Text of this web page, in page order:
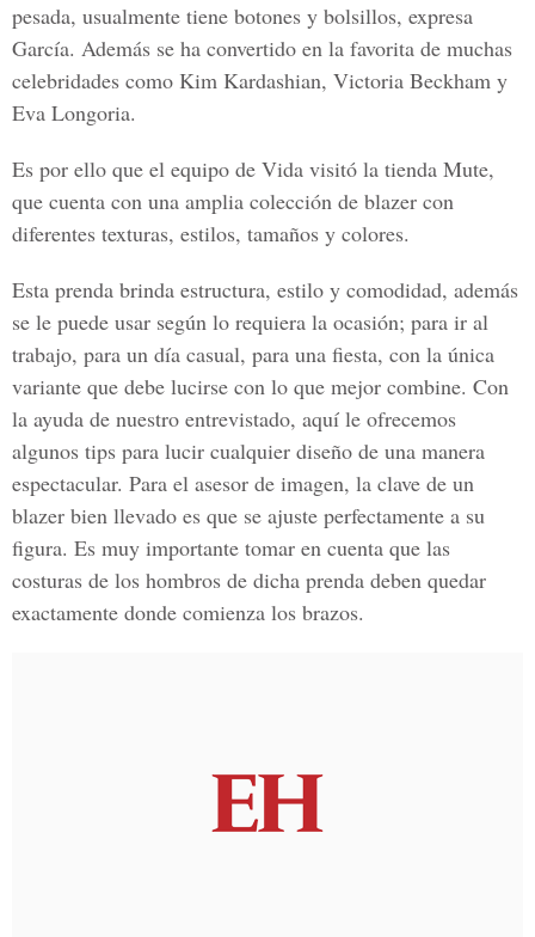
pesada, usualmente tiene botones y bolsillos, expresa
García. Además se ha convertido en la favorita de muchas
celebridades como Kim Kardashian, Victoria Beckham y
Eva Longoria.
Es por ello que el equipo de Vida visitó la tienda Mute,
que cuenta con una amplia colección de blazer con
diferentes texturas, estilos, tamaños y colores.
Esta prenda brinda estructura, estilo y comodidad, además
se le puede usar según lo requiera la ocasión; para ir al
trabajo, para un día casual, para una fiesta, con la única
variante que debe lucirse con lo que mejor combine. Con
la ayuda de nuestro entrevistado, aquí le ofrecemos
algunos tips para lucir cualquier diseño de una manera
espectacular. Para el asesor de imagen, la clave de un
blazer bien llevado es que se ajuste perfectamente a su
figura. Es muy importante tomar en cuenta que las
costuras de los hombros de dicha prenda deben quedar
exactamente donde comienza los brazos.